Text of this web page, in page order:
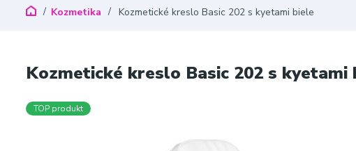
Kozmetika Kozmetické kreslo Basic 202 s kyetami biele
Kozmetické kreslo Basic 202 s kyetami
TOP produkt